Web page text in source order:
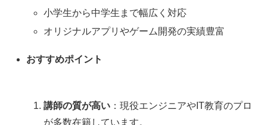
小学生から中学生まで幅広く対応
オリジナルアプリやゲーム開発の実績豊富
おすすめポイント
講師の質が高い ：現役エンジニアやIT教育のプロ
が多数在籍しています。